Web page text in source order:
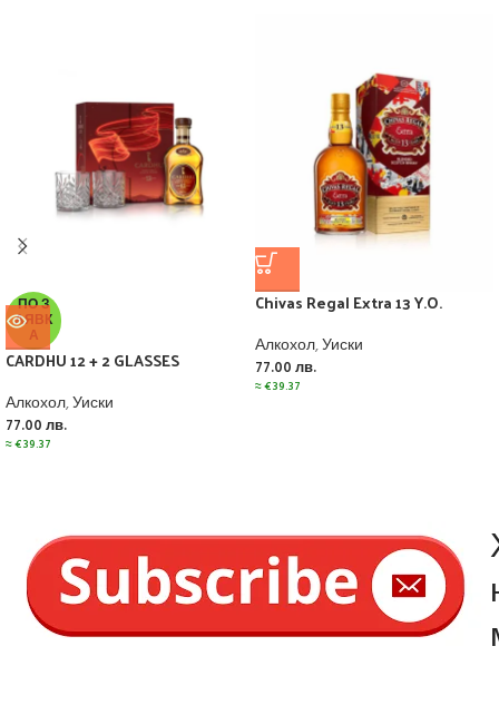
ПО З
АЯВК
А
CARDHU 12 + 2 GLASSES
Алкохол,Уиски
77.00 лв.
≈€39.37
Chivas Regal Extra 13 Y.O.
Алкохол,Уиски
77.00 лв.
≈€39.37